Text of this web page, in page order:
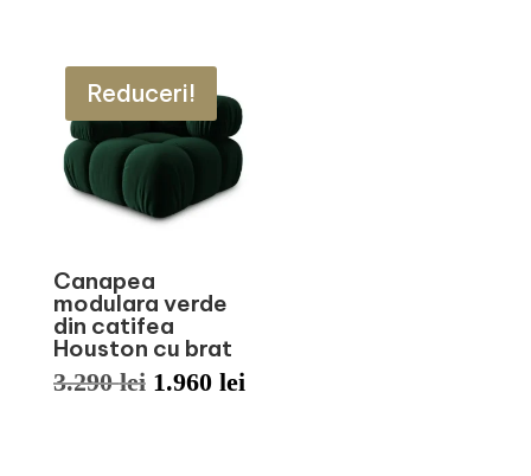
fost:
3.290 lei.
Reduceri!
Canapea
modulara verde
din catifea
Houston cu brat
3.290lei Prețul
1.960 leiPrețul